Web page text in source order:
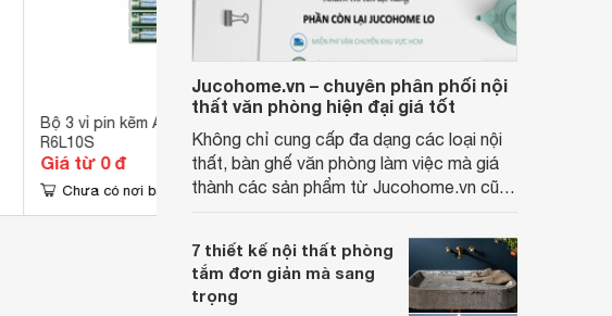
Bộ 3 vỉ pin kẽm AA Philips
R6L10S
Giá từ 0 đ
Chưa có nơi bán
LR6P4B
Giá từ 0 đ
Chưa có nơi bán
Jucohome.vn – chuyên phân phối nội
thất văn phòng hiện đại giá tốt
Không chỉ cung cấp đa dạng các loại nội
thất, bàn ghế văn phòng làm việc mà giá
thành các sản phẩm từ Jucohome.vn cũng
7 thiết kế nội thất phòng
tắm đơn giản mà sang
trọng